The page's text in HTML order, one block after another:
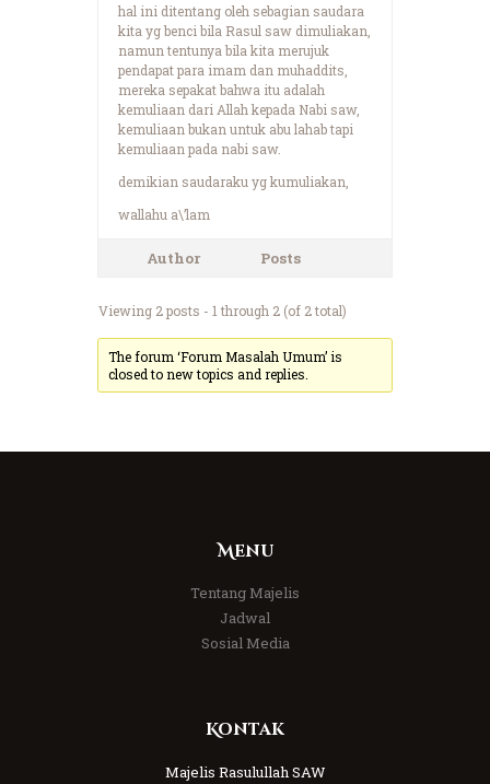
hal ini ditentang oleh sebagian saudara
kita yg benci bila Rasul saw dimuliakan,
namun tentunya bila kita merujuk
pendapat para imam dan muhaddits,
mereka sepakat bahwa itu adalah
kemuliaan dari Allah kepada Nabi saw,
kemuliaan bukan untuk abu lahab tapi
kemuliaan pada nabi saw.
demikian saudaraku yg kumuliakan,
wallahu a\’lam
Author Posts
Viewing 2 posts - 1 through 2 (of 2 total)
The forum ‘Forum Masalah Umum’ is
closed to new topics and replies.
Menu
Tentang Majelis
Jadwal
Sosial Media
Kontak
Majelis Rasulullah SAW